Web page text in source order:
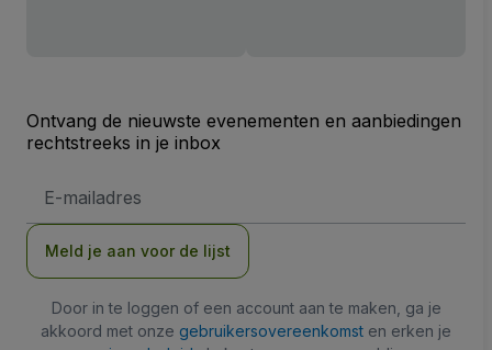
Ontvang de nieuwste evenementen en aanbiedingen
rechtstreeks in je inbox
mailadres
Meld je aan voor de lijst
Door in te loggen of een account aan te maken, ga je
akkoord met onze gebruikersovereenkomst en erken je